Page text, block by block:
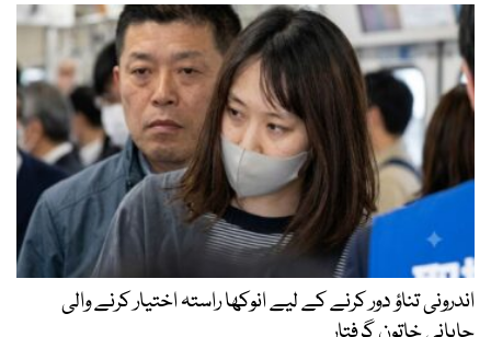
اندرونی تناؤ دور کرنے کے لیے انوکھا راستہ اختیار کرنے والی